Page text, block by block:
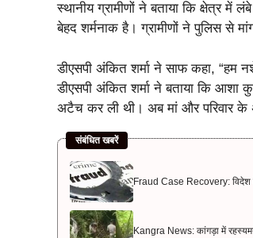
स्थानीय ग्रामीणों ने बताया कि क्षेत्र
बेहद शर्मनाक है। ग्रामीणों ने पुलिस से
डीएसपी अंकित शर्मा ने साफ कहा, “हम
डीएसपी अंकित शर्मा ने बताया कि
अटैच कर ली थी। अब मां और परिवार के
संबंधित खबरें
Fraud Case Recovery: विदेश
Kangra News: कांगड़ा में